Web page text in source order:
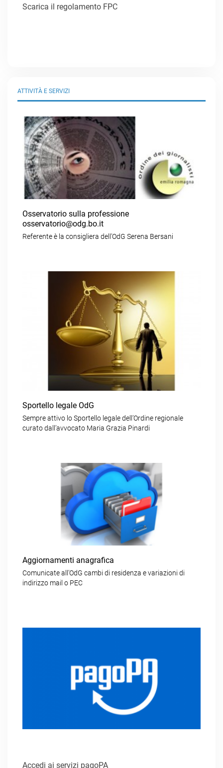
Scarica il regolamento FPC
ATTIVITÀ E SERVIZI
Osservatorio sulla professione
osservatorio@odg.bo.it
Referente è la consigliera dell’OdG Serena Bersani
Sportello legale OdG
Sempre attivo lo Sportello legale dell’Ordine regionale
curato dall’avvocato Maria Grazia Pinardi
Aggiornamenti anagrafica
Comunicate all’OdG cambi di residenza e variazioni di
indirizzo mail o PEC
Accedi ai servizi pagoPA